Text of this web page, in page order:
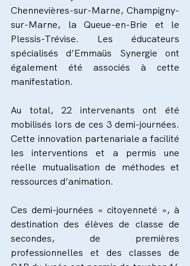
Chennevières-sur-Marne, Champigny-
sur-Marne, la Queue-en-Brie et le
Plessis-Trévise. Les éducateurs
spécialisés d’Emmaüs Synergie ont
également été associés à cette
manifestation.
Au total, 22 intervenants ont été
mobilisés lors de ces 3 demi-journées.
Cette innovation partenariale a facilité
les interventions et a permis une
réelle mutualisation de méthodes et
ressources d’animation.
Ces demi-journées « citoyenneté », à
destination des élèves de classe de
secondes, de premières
professionnelles et des classes de